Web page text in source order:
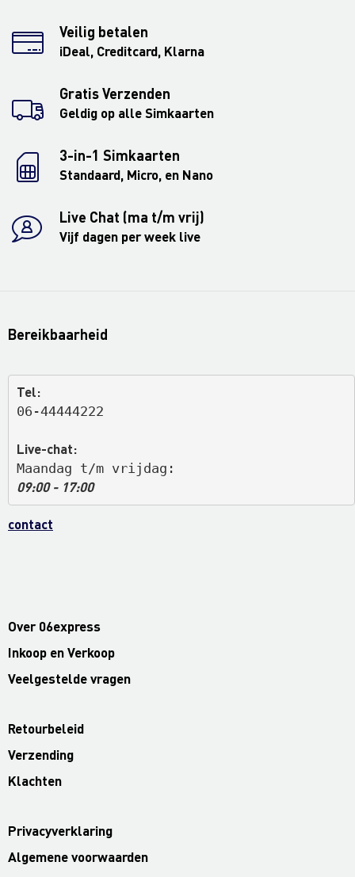
Veilig betalen
iDeal, Creditcard, Klarna
Gratis Verzenden
Geldig op alle Simkaarten
3-in-1 Simkaarten
Standaard, Micro, en Nano
Live Chat (ma t/m vrij)
Vijf dagen per week live
Bereikbaarheid
Tel:
06-44444222
Live-chat:
Maandag t/m vrijdag:
09:00 - 17:00
contact
Over 06express
Inkoop en Verkoop
Veelgestelde vragen
Retourbeleid
Verzending
Klachten
Privacyverklaring
Algemene voorwaarden